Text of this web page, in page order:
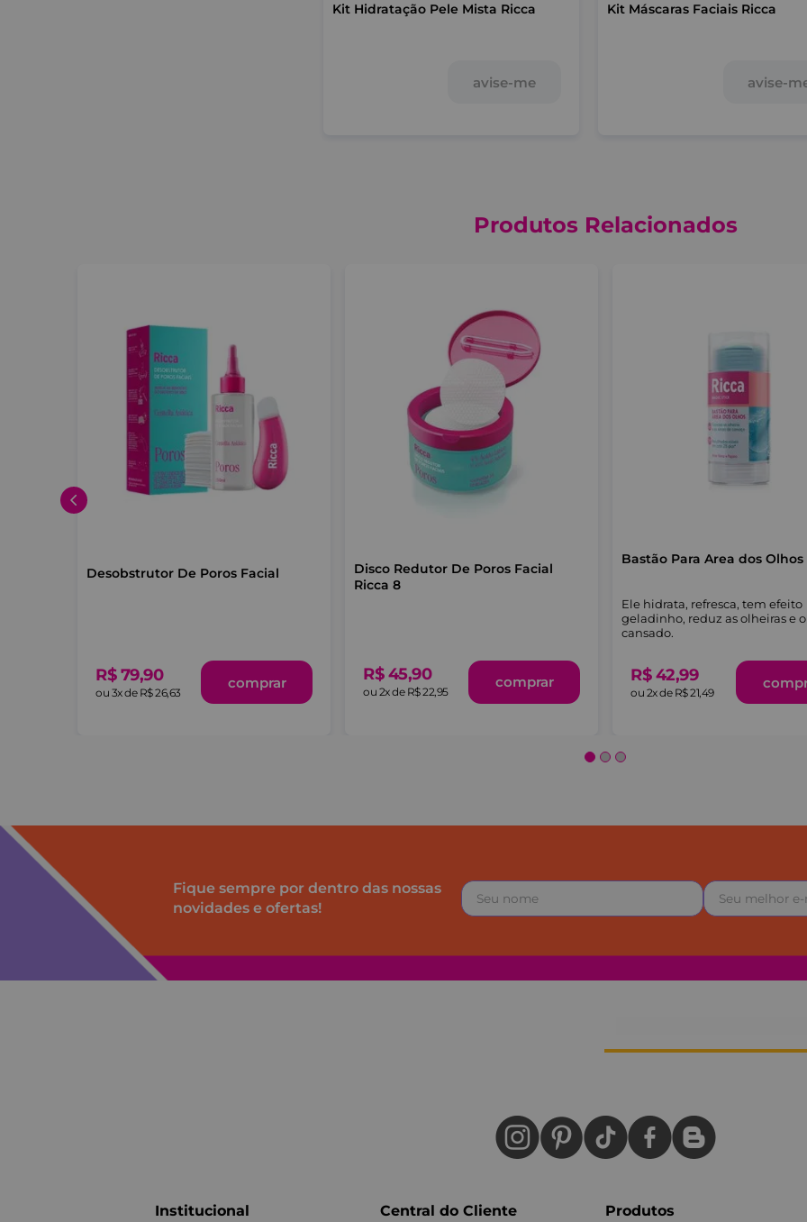
Kit Hidratação Pele Mista Ricca
avise-me
Kit Máscaras Faciais Ricca
avise-
Produtos Relacionados
Desobstrutor De Poros Facial
R$ 79,90
ou 3x de R$26,63
comprar
Disco Redutor De Poros Facial
Ricca 8
R$ 45,90
ou 2x de R$22,95
comprar
Bastão Para Area dos Olhos
Ele hidrata, refresca, tem efeito
geladinho, reduz as olheiras e
cansado.
R$ 42,99
ou 2x de R$21 49
Fique sempre por dentro das nossas
novidades e ofertas!
Institucional Central do Cliente Produtos